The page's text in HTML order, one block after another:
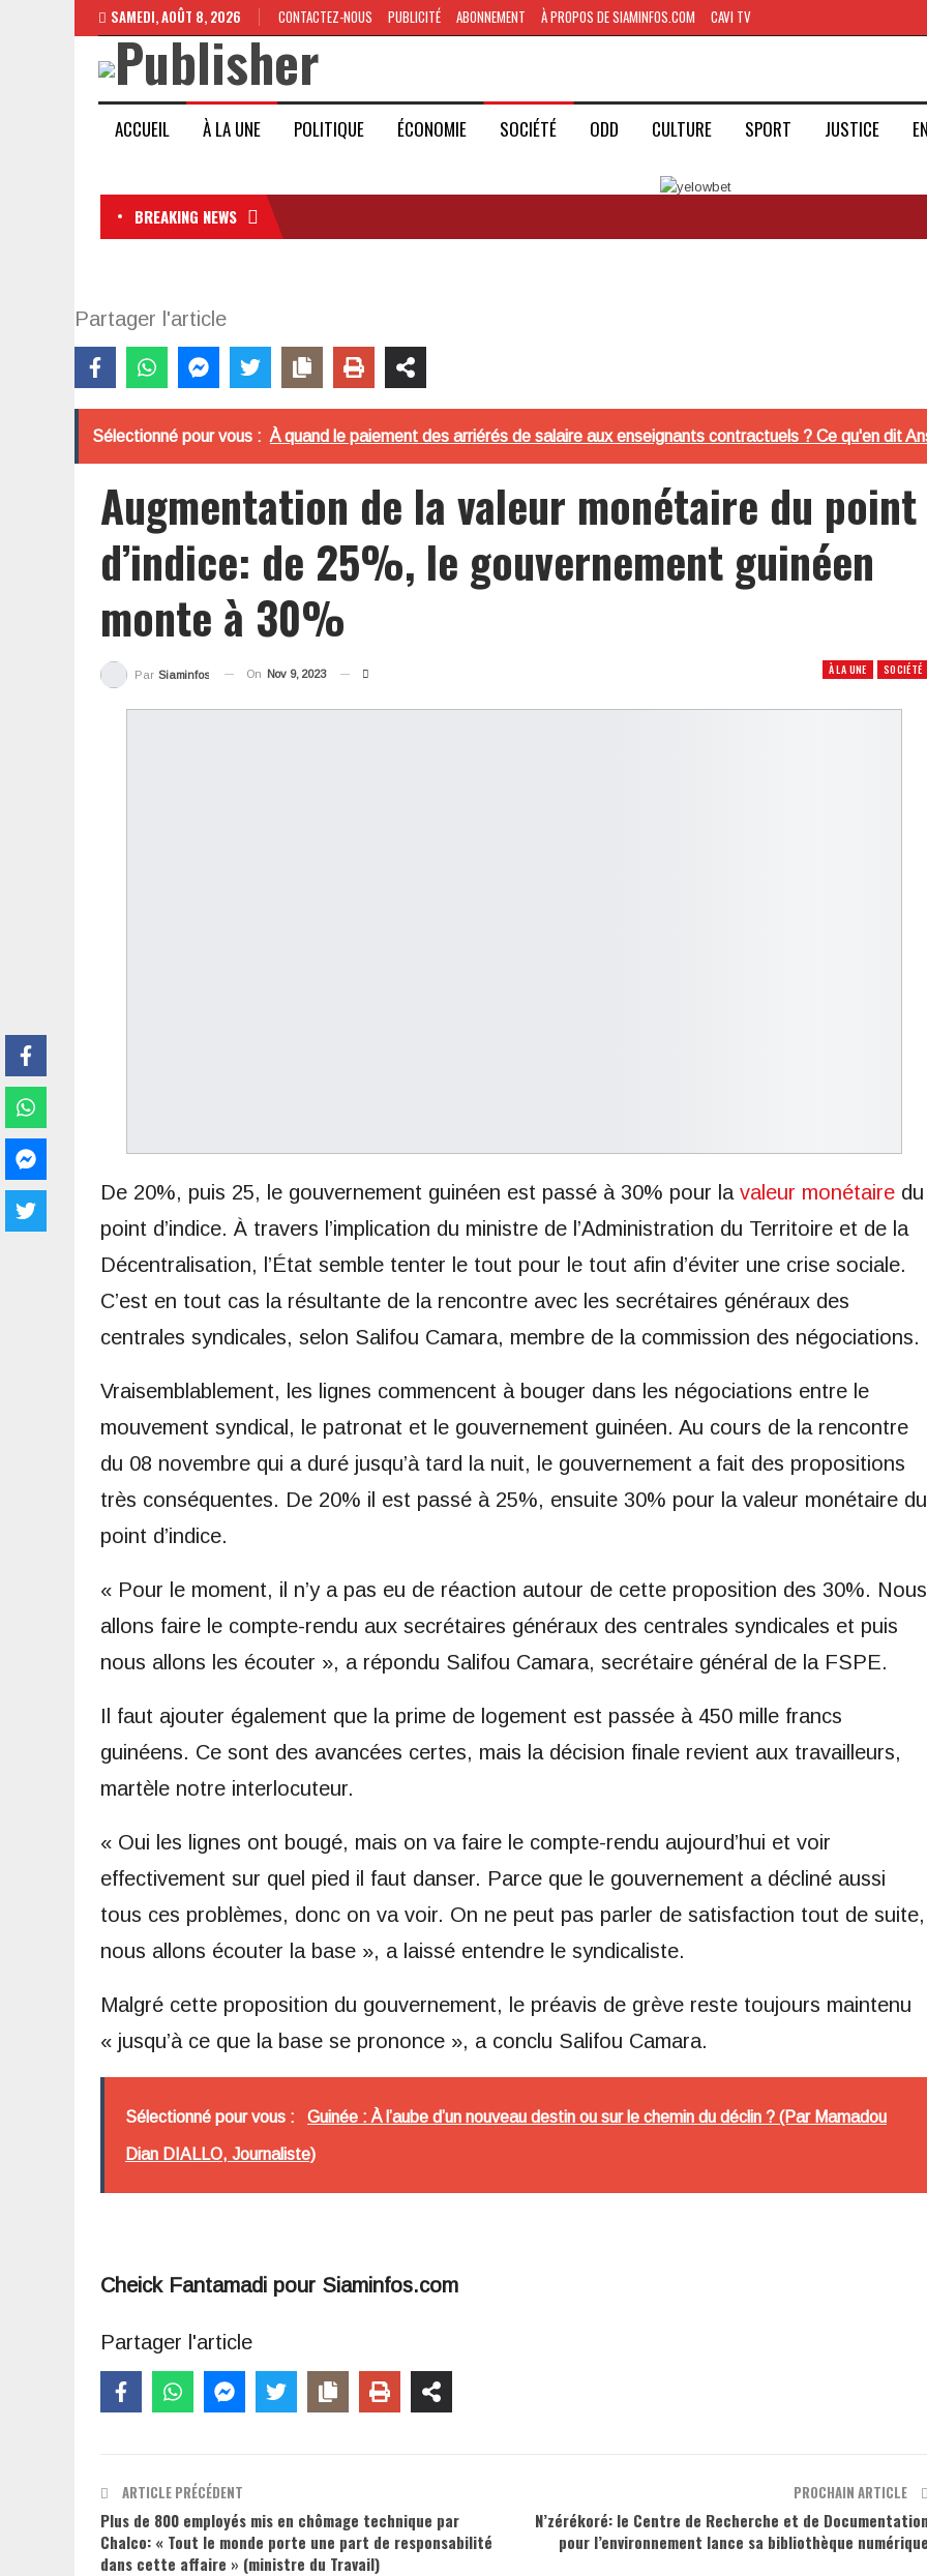
SAMEDI, AOÛT 8, 2026 CONTACTEZ-NOUS PUBLICITÉ ABONNEMENT À PROPOS DE SIAMINFOS.COM CAVI TV
ACCUEIL À LA UNE POLITIQUE ÉCONOMIE SOCIÉTÉ ODD CULTURE SPORT JUSTICE
BREAKING NEWS
Partager l'article
Sélectionné pour vous : À quand le paiement des arriérés de salaire aux enseignants contractuels ? Ce qu'en dit
Augmentation de la valeur monétaire du point
d’indice: de 25%, le gouvernement guinéen
monte à 30%
À LA UNE SOCIÉTÉ
Par Siaminfos On Nov 9, 2023
De 20%, puis 25, le gouvernement guinéen est passé à 30% pour la valeur monétaire du
point d’indice. À travers l’implication du ministre de l’Administration du Territoire et de la
Décentralisation, l’État semble tenter le tout pour le tout afin d’éviter une crise sociale.
C’est en tout cas la résultante de la rencontre avec les secrétaires généraux des
centrales syndicales, selon Salifou Camara, membre de la commission des négociations.
Vraisemblablement, les lignes commencent à bouger dans les négociations entre le
mouvement syndical, le patronat et le gouvernement guinéen. Au cours de la rencontre
du 08 novembre qui a duré jusqu’à tard la nuit, le gouvernement a fait des propositions
très conséquentes. De 20% il est passé à 25%, ensuite 30% pour la valeur monétaire du
point d’indice.
« Pour le moment, il n’y a pas eu de réaction autour de cette proposition des 30%. Nous
allons faire le compte-rendu aux secrétaires généraux des centrales syndicales et puis
nous allons les écouter », a répondu Salifou Camara, secrétaire général de la FSPE.
Il faut ajouter également que la prime de logement est passée à 450 mille francs
guinéens. Ce sont des avancées certes, mais la décision finale revient aux travailleurs,
martèle notre interlocuteur.
« Oui les lignes ont bougé, mais on va faire le compte-rendu aujourd’hui et voir
effectivement sur quel pied il faut danser. Parce que le gouvernement a décliné aussi
tous ces problèmes, donc on va voir. On ne peut pas parler de satisfaction tout de suite,
nous allons écouter la base », a laissé entendre le syndicaliste.
Malgré cette proposition du gouvernement, le préavis de grève reste toujours maintenu
« jusqu’à ce que la base se prononce », a conclu Salifou Camara.
Sélectionné pour vous : Guinée : À l’aube d’un nouveau destin ou sur le chemin du déclin ? (Par Mamadou
Dian DIALLO, Journaliste)
Cheick Fantamadi pour Siaminfos.com
Partager l'article
ARTICLE PRÉCÉDENT
Plus de 800 employés mis en chômage technique par
Chalco: « Tout le monde porte une part de responsabilité
dans cette affaire » (ministre du Travail)
PROCHAIN ARTICLE
N’zérékoré: le Centre de Recherche et de
pour l’environnement lance sa bibliothèque